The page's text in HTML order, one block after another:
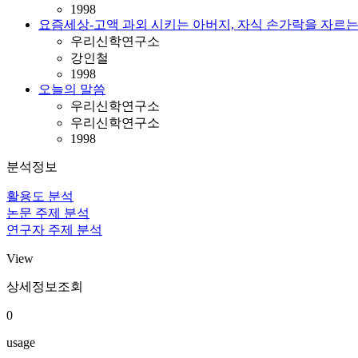
1998
요즘세상-고액 과외 시키는 아버지, 자식 손가락을 자르는
우리신학연구소
강인철
1998
오늘의 말씀
우리신학연구소
우리신학연구소
1998
분석정보
활용도 분석
논문 주제 분석
연구자 주제 분석
View
상세정보조회
0
usage